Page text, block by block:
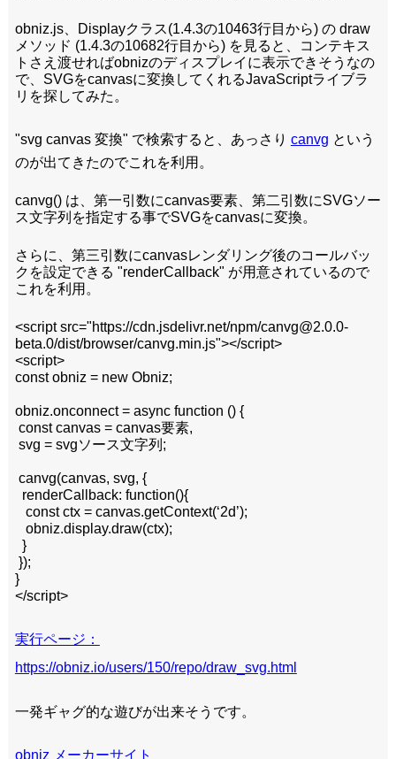
obniz.js、Displayクラス(1.4.3の10463行目から) の draw
メソッド (1.4.3の10682行目から) を見ると、コンテキス
トさえ渡せればobnizのディスプレイに表示できそうなの
で、SVGをcanvasに変換してくれるJavaScriptライブラ
リを探してみた。
"svg canvas 変換" で検索すると、あっさり canvg という
のが出てきたのでこれを利用。
canvg() は、第一引数にcanvas要素、第二引数にSVGソー
ス文字列を指定する事でSVGをcanvasに変換。
さらに、第三引数にcanvasレンダリング後のコールバッ
クを設定できる "renderCallback" が用意されているので
これを利用。
<script src="https://cdn.jsdelivr.net/npm/canvg@2.0.0-
beta.0/dist/browser/canvg.min.js"></script>
<script>
const obniz = new Obniz;
obniz.onconnect = async function () {
const canvas = canvas要素,
svg = svgソース文字列;
canvg(canvas, svg, {
renderCallback: function(){
const ctx = canvas.getContext(‘2d’);
obniz.display.draw(ctx);
}
});
}
</script>
実行ページ：
https://obniz.io/users/150/repo/draw_svg.html
一発ギャグ的な遊びが出来そうです。
obniz メーカーサイト